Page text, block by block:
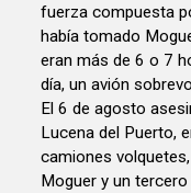
fuerza compuesta
había tomado
eran más de 6 o 7
día, un avión
El 6 de agosto
Lucena del Puerto,
camiones
Moguer y un